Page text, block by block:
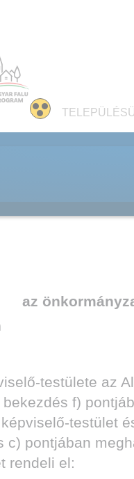
az
testülete az
f)
testület
pontjában
rendeli el: